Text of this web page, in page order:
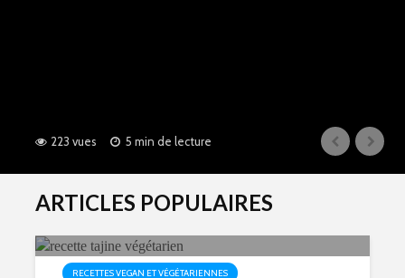
223 vues 5 min de lecture
ARTICLES POPULAIRES
RECETTES VEGAN ET VÉGÉTARIENNES